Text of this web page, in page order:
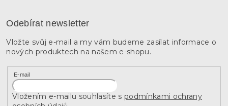
Odebírat newsletter
Vložte svůj e-mail a my vám budeme zasílat informace o
nových produktech na našem e-shopu.
E-mail
Vložením e-mailu souhlasíte s podmínkami ochrany